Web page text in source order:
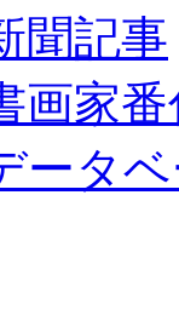
聞記事
画家
ータ